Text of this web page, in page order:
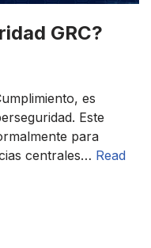
GRC?
es
Este
para
centrales… Read